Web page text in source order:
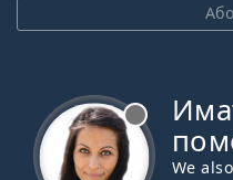
We